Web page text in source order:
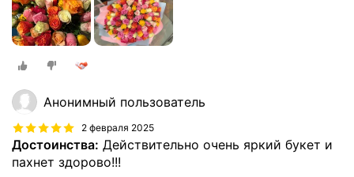
Анонимный пользователь
2 февраля 2025
Достоинства: Действительно очень яркий букет и
пахнет здорово!!!